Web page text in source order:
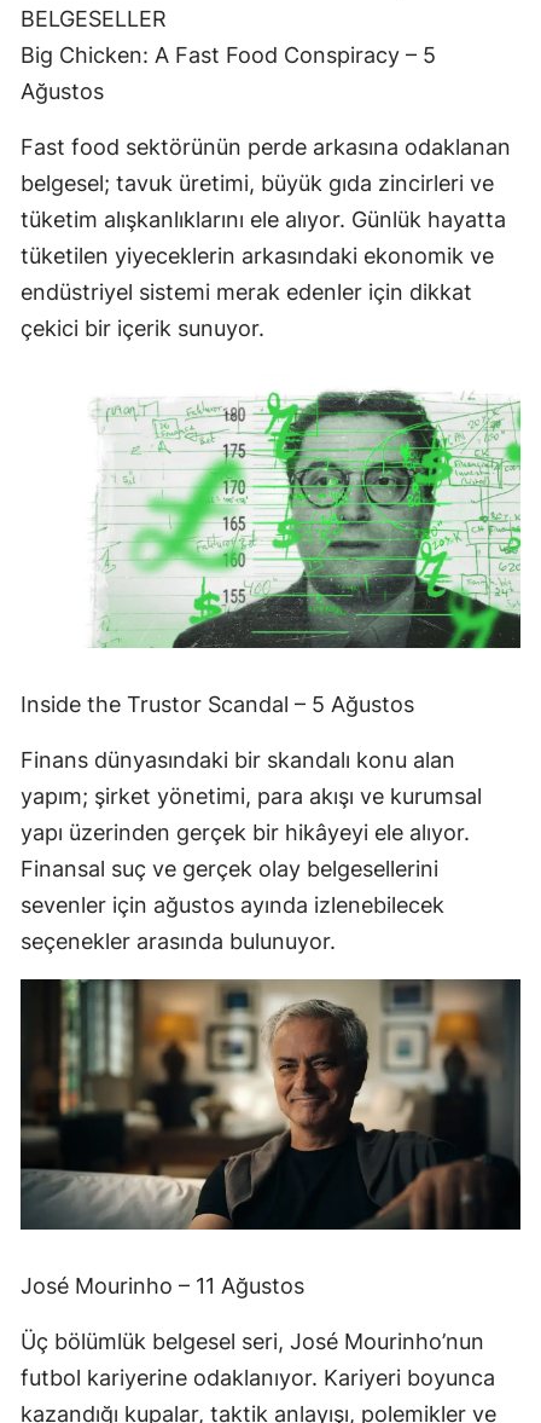
BELGESELLER
Big Chicken: A Fast Food Conspiracy – 5
Ağustos
Fast food sektörünün perde arkasına odaklanan
belgesel; tavuk üretimi, büyük gıda zincirleri ve
tüketim alışkanlıklarını ele alıyor. Günlük hayatta
tüketilen yiyeceklerin arkasındaki ekonomik ve
endüstriyel sistemi merak edenler için dikkat
çekici bir içerik sunuyor.
Inside the Trustor Scandal – 5 Ağustos
Finans dünyasındaki bir skandalı konu alan
yapım; şirket yönetimi, para akışı ve kurumsal
yapı üzerinden gerçek bir hikâyeyi ele alıyor.
Finansal suç ve gerçek olay belgesellerini
sevenler için ağustos ayında izlenebilecek
seçenekler arasında bulunuyor.
José Mourinho – 11 Ağustos
Üç bölümlük belgesel seri, José Mourinho’nun
futbol kariyerine odaklanıyor. Kariyeri boyunca
kazandığı kupalar, taktik anlayışı, polemikler ve